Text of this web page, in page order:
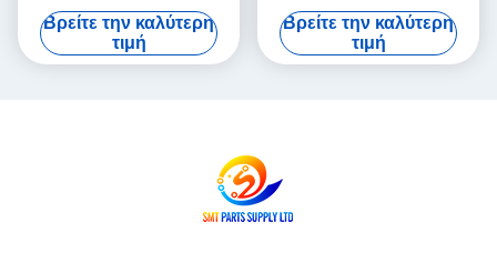
καροτσιού πλακέτας PCB
PNF0A1-AA N610102505AA
Βρείτε την καλύτερη
τιμή
MOTOR 3W MULTI Theta-
Motor P50BA2002BXS3C 3
HD Light Weight
Βρείτε την καλύτερη
τιμή